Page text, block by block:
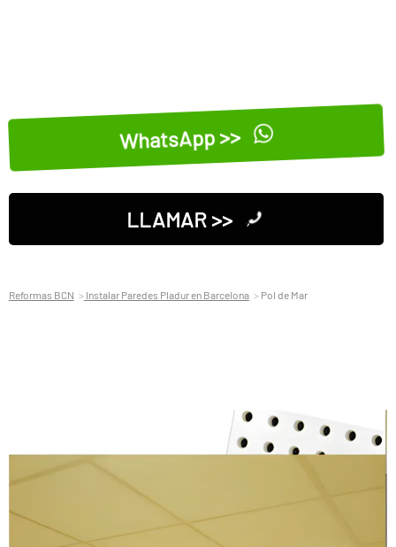
WhatsApp >>
LLAMAR >>
Reformas BCN Instalar Paredes Pladur en Barcelona Pol de Mar